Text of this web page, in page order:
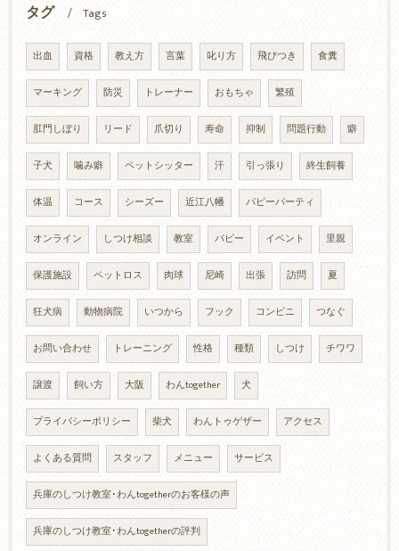
タグ Tags
出血 資格 教え方 言葉 叱り方 飛びつき 食糞
マーキング 防災 トレーナー おもちゃ 繁殖
肛門しぼり リード 爪切り 寿命 抑制 問題行動 癖
子犬 噛み癖 ペットシッター 汗 引っ張り 終生飼養
体温 コース シーズー 近江八幡 パピーパーティ
オンライン しつけ相談 教室 パピー イベント 里親
保護施設 ペットロス 肉球 尼崎 出張 訪問 夏
狂犬病 動物病院 いつから フック コンビニ つなぐ
お問い合わせ トレーニング 性格 種類 しつけ チワワ
譲渡 飼い方 大阪 わんtogether 犬
プライバシーポリシー 柴犬 わんトゥゲザー アクセス
よくある質問 スタッフ メニュー サービス
兵庫のしつけ教室･わんtogetherのお客様の声
兵庫のしつけ教室･わんtogetherの評判